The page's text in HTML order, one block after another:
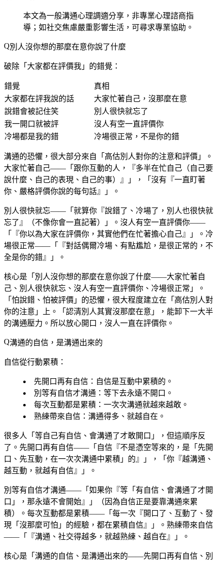
本文為一般溝通心理調適分享，非專業心理諮商指
導；如社交焦慮嚴重影響生活，可尋求專業協助。
別人沒你想的那麼在意你說了什麼
破除「大家都在評價我」的錯覺：
錯覺
真相
大家都在評我說的話
大家忙著自己，沒那麼在意
說錯會被記住笑
別人很快就忘了
我一開口就被評
沒人有空一直評價你
冷場都是我的錯
冷場很正常，不是你的錯
溝通的恐懼，很大部分來自「高估別人對你的注意和評價」。
大家忙著自己——「跟你互動的人，『多半在忙自己（自己要
說什麼、自己的表現、自己的事）』」，「沒有『一直盯著
你、嚴格評價你說的每句話』」。
別人很快就忘——「就算你『說錯了、冷場了，別人也很快就
忘了』（不像你會一直記著）」。沒人有空一直評價你——
「『你以為大家在評價你，其實他們在忙著擔心自己』」。冷
場很正常——「『對話偶爾冷場、有點尷尬，是很正常的，不
全是你的錯』」。
核心是「別人沒你想的那麼在意你說了什麼——大家忙著自
己、別人很快就忘、沒人有空一直評價你、冷場很正常」。
「怕說錯、怕被評價」的恐懼，很大程度建立在「高估別人對
你的注意」上。「認清別人其實沒那麼在意」，能卸下一大半
的溝通壓力。所以放心開口，沒人一直在評價你。
溝通的自信，是溝通出來的
自信從行動累積：
先開口再有自信 ：自信是互動中累積的。
別等有自信才溝通 ：等下去永遠不開口。
每次互動都是累積 ：一次次溝通就越來越敢。
熟練帶來自信 ：溝通得多、就越自在。
很多人「等自己有自信、會溝通了才敢開口」，但這順序反
了。先開口再有自信——「自信『不是憑空等來的，是「先開
口、先互動，在一次次溝通中累積」的』」，「你『越溝通、
越互動，就越有自信』」。
別等有自信才溝通——「如果你『等「有自信、會溝通了才開
口」，那永遠不會開始』」（因為自信正是要靠溝通來累
積）。每次互動都是累積——「每一次『開口了、互動了、發
現「沒那麼可怕」的經驗，都在累積自信』」。熟練帶來自信
——「『溝通、社交得越多，就越熟練、越自在』」。
核心是「溝通的自信、是溝通出來的——先開口再有自信、別